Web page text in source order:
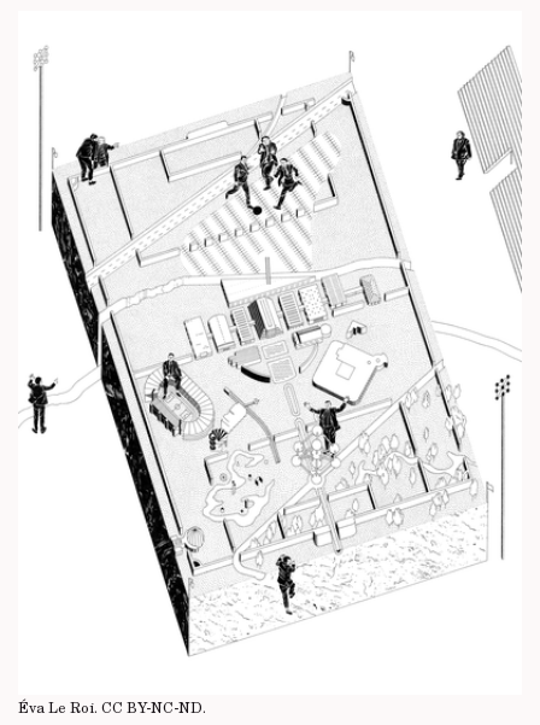
Éva Le Roi. CC BY-NC-ND.